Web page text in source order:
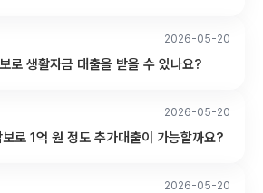
2026-05-20
로 생활자금 대출을 받을 수 있나요?
2026-05-20
로 1억 원 정도 추가대출이 가능할까요?
2026-05-20